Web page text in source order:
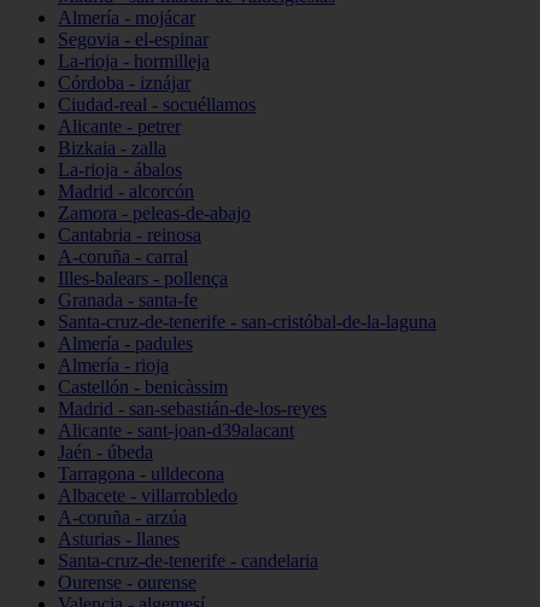
Almería - mojácar
Segovia - el-espinar
La-rioja - hormilleja
Córdoba - iznájar
Ciudad-real - socuéllamos
Alicante - petrer
Bizkaia - zalla
La-rioja - ábalos
Madrid - alcorcón
Zamora - peleas-de-abajo
Cantabria - reinosa
A-coruña - carral
Illes-balears - pollença
Granada - santa-fe
Santa-cruz-de-tenerife - san-cristóbal-de-la-laguna
Almería - padules
Almería - rioja
Castellón - benicàssim
Madrid - san-sebastián-de-los-reyes
Alicante - sant-joan-d39alacant
Jaén - úbeda
Tarragona - ulldecona
Albacete - villarrobledo
A-coruña - arzúa
Asturias - llanes
Santa-cruz-de-tenerife - candelaria
Ourense - ourense